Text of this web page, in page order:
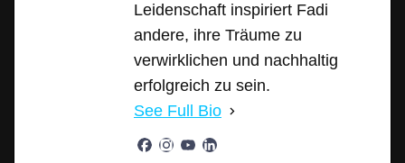
Leidenschaft inspiriert Fadi
andere, ihre Träume zu
verwirklichen und nachhaltig
erfolgreich zu sein.
See Full Bio